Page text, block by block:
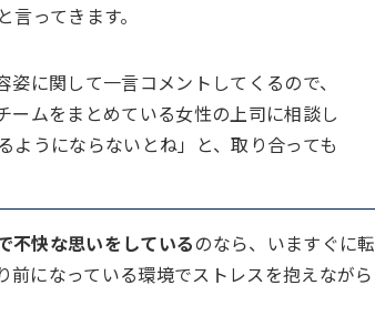
ってきます。
に関して一言コメントしてくるので、
ームをまとめている女性の上司に相談し
ようにならないとね」と、取り合っても
不快な思いをしているのなら、いますぐに転
になっている環境でストレスを抱えながら